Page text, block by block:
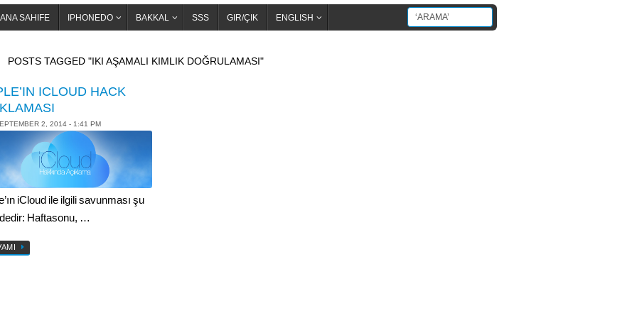
ANA SAHIFE IPHONEDO BAKKAL SSS GIR/ÇIK ENGLISH
POSTS TAGGED "IKI AŞAMALI KIMLIK DOĞRULAMASI"
ICLOUD HACK
2, 2014 - 1:41 PM
iCloud ile ilgili savunması şu
Haftasonu, …